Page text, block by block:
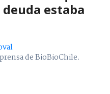
estaba
de BioBioChile.